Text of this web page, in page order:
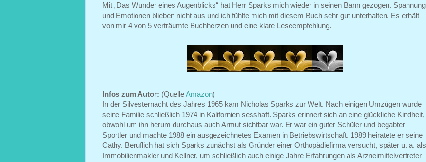
Mit „Das Wunder eines Augenblicks“ hat Herr Sparks mich wieder in seinen Bann gezogen. Spannung
und Emotionen blieben nicht aus und ich fühlte mich mit diesem Buch sehr gut unterhalten. Es erhält
von mir 4 von 5 verträumte Buchherzen und eine klare Leseempfehlung.
Infos zum Autor: (QuelleAmazon)
In der Silvesternacht des Jahres 1965 kam Nicholas Sparks zur Welt. Nach einigen Umzügen wurde
seine Familie schließlich 1974 in Kalifornien sesshaft. Sparks erinnert sich an eine glückliche Kindheit,
obwohl um ihn herum durchaus auch Armut sichtbar war. Er war ein guter Schüler und begabter
Sportler und machte 1988 ein ausgezeichnetes Examen in Betriebswirtschaft. 1989 heiratete er seine
Cathy. Beruflich hat sich Sparks zunächst als Gründer einer Orthopädiefirma versucht, später u. a. als
Immobilienmakler und Kellner, um schließlich auch einige Jahre Erfahrungen als Arzneimittelvertreter